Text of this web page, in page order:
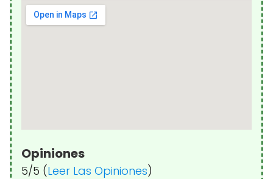
Opiniones
5/5 (Leer Las Opiniones)